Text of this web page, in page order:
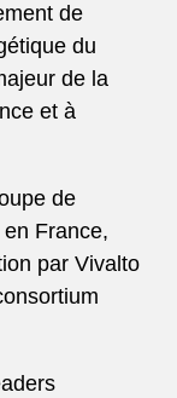
de
du
de la
et à
de
France,
par Vivalto